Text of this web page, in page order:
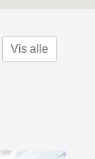
Vis alle